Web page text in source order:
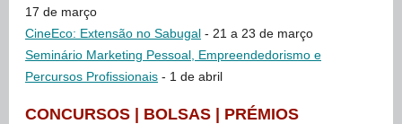
17 de março
CineEco: Extensão no Sabugal - 21 a 23 de março
Seminário Marketing Pessoal, Empreendedorismo e
Percursos Profissionais - 1 de abril
CONCURSOS | BOLSAS | PRÉMIOS